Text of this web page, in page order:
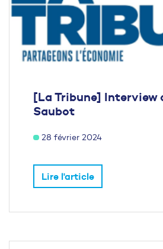
[La Tribune] Interview
Saubot
28 février 2024
Lire l'article